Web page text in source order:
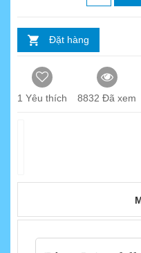
Đặt hàng
1 Yêu thích 8832 Đã xem